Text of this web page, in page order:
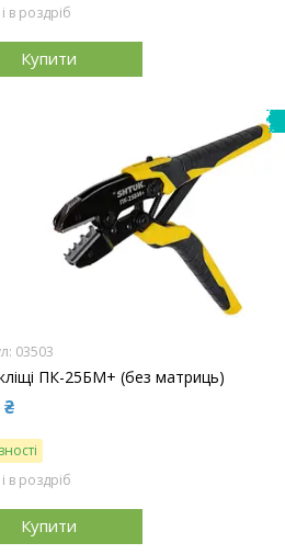
в роздріб
Купити
03503
ПК-25БМ+ (без матриць)
₴
в роздріб
Купити